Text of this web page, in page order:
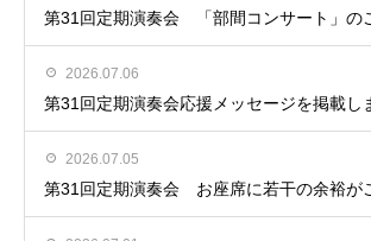
第31回定期演奏会 「部間コンサート」の
2026.07.06
第31回定期演奏会応援メッセージを掲載し
2026.07.05
第31回定期演奏会 お座席に若干の余裕が